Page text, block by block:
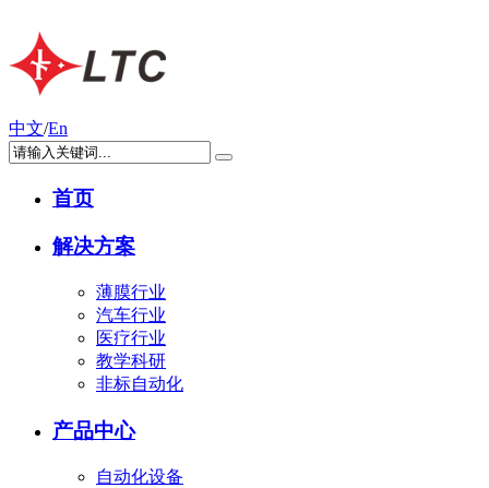
中文/En
首页
解决方案
薄膜行业
汽车行业
医疗行业
教学科研
非标自动化
产品中心
自动化设备